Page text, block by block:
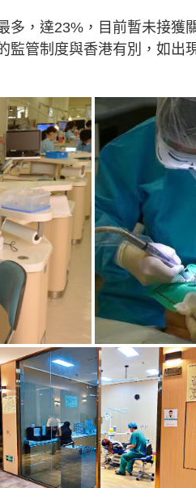
多，達23%，目前暫未接獲
監管制度與香港有別，如出